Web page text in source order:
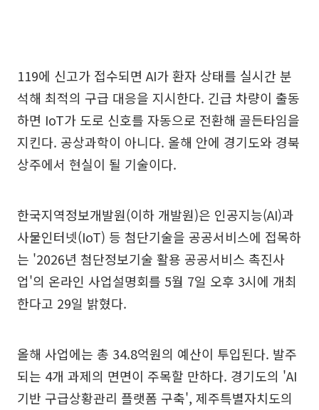
119에 신고가 접수되면 AI가 환자 상태를 실시간 분
석해 최적의 구급 대응을 지시한다. 긴급 차량이 출동
하면 IoT가 도로 신호를 자동으로 전환해 골든타임을
지킨다. 공상과학이 아니다. 올해 안에 경기도와 경북
상주에서 현실이 될 기술이다.
한국지역정보개발원(이하 개발원)은 인공지능(AI)과
사물인터넷(IoT) 등 첨단기술을 공공서비스에 접목하
는 '2026년 첨단정보기술 활용 공공서비스 촉진사
업'의 온라인 사업설명회를 5월 7일 오후 3시에 개최
한다고 29일 밝혔다.
올해 사업에는 총 34.8억원의 예산이 투입된다. 발주
되는 4개 과제의 면면이 주목할 만하다. 경기도의 'AI
기반 구급상황관리 플랫폼 구축', 제주특별자치도의